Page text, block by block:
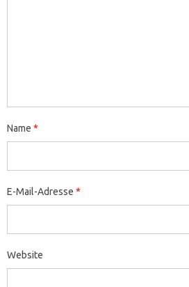
Name *
E-Mail-Adresse *
Website